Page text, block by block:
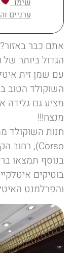
ערניים
אתם כבר
הגדול ביותר של
עם שמן זית
השוקולד הטוב
מציע גם גלידה
מנצח!!!
חנות השוקולד
Corso), רחוב הקניות המרכזי בעיר.
בנוסף תמצאו
בוטיקים
והפרלמנט